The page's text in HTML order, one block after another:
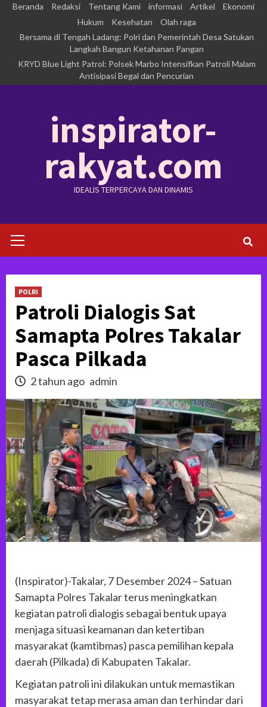
Skip
content
Beranda Redaksi Tentang Kami informasi Artikel
Ekonomi
Hukum
Kesehatan
Olah raga
Bersama di Tengah Ladang: Polri dan Pemerintah Desa Satukan
Langkah Bangun Ketahanan Pangan
KRYD Blue Light Patrol: Polsek Marbo Intensifkan Patroli Malam
Antisipasi Begal dan Pencurian
inspirator-
rakyat.com
IDEALIS TERPERCAYA DAN DINAMIS
Menu
POLRI
Patroli Dialogis Sat
Samapta Polres Takalar
Pasca Pilkada
2 tahun ago admin
(Inspirator)-Takalar, 7 Desember 2024 – Satuan
Samapta Polres Takalar terus meningkatkan
kegiatan patroli dialogis sebagai bentuk upaya
menjaga situasi keamanan dan ketertiban
masyarakat (kamtibmas) pasca pemilihan kepala
daerah (Pilkada) di Kabupaten Takalar.
Kegiatan patroli ini dilakukan untuk memastikan
masyarakat tetap merasa aman dan terhindar dari